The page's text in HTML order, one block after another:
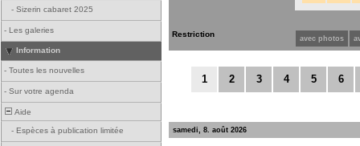
- Sizerin cabaret 2025
- Les galeries
Information
- Toutes les nouvelles
- Sur votre agenda
Aide
- Espèces à publication limitée
Restriction avec photos
1 2 3 4 5 6
samedi, 8. août 2026